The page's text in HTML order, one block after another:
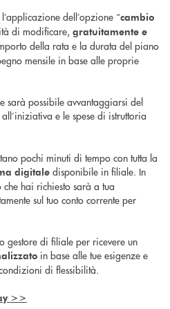
dell’opzione “cambio
di modificare, gratuitamente e
della rata e la durata del piano
mensile in base alle proprie
sarà possibile avvantaggiarsi del
e le spese di istruttoria
pochi minuti di tempo con tutta la
digitale disponibile in filiale. In
hai richiesto sarà a tua
sul tuo conto corrente per
gestore di filiale per ricevere un
in base alle tue esigenze e
di flessibilità.
>>